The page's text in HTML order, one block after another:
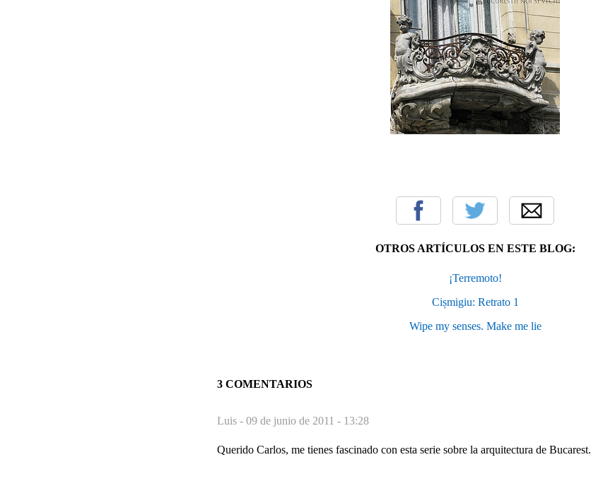
OTROS ARTÍCULOS EN ESTE BLOG:
¡Terremoto!
Cișmigiu: Retrato 1
Wipe my senses. Make me lie
3 COMENTARIOS
Luis - 09 de junio de 2011 - 13:28
Querido Carlos, me tienes fascinado con esta serie sobre la arquitectura de Bucarest.